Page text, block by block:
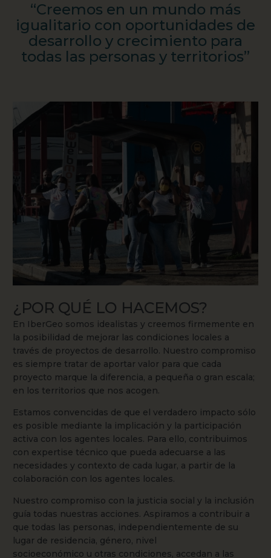
“Creemos en un mundo más
igualitario con oportunidades de
desarrollo y crecimiento para
todas las personas y territorios”
¿POR QUÉ LO HACEMOS?
En IberGeo somos idealistas y creemos firmemente en
la posibilidad de mejorar las condiciones locales a
través de proyectos de desarrollo. Nuestro compromiso
es siempre tratar de aportar valor para que cada
proyecto marque la diferencia, a pequeña o gran escala;
en los territorios que nos acogen.
Estamos convencidas de que el verdadero impacto sólo
es posible mediante la implicación y la participación
activa con los agentes locales. Para ello, contribuimos
con expertise técnico que pueda adecuarse a las
necesidades y contexto de cada lugar, a partir de la
colaboración con los agentes locales.
Nuestro compromiso con la justicia social y la inclusión
guía todas nuestras acciones. Aspiramos a contribuir a
que todas las personas, independientemente de su
lugar de residencia, género, nivel
socioeconómico u otras condiciones, accedan a las